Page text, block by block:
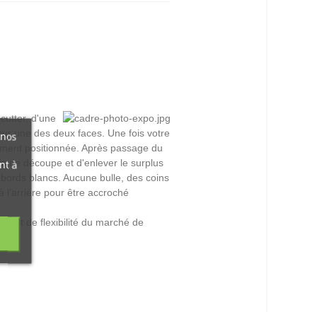
d'une
une des deux faces. Une fois votre
positionnée. Après passage du
de découpe et d'enlever le surplus
blancs. Aucune bulle, des coins
l'arrière pour être accroché
et de flexibilité du marché de
à